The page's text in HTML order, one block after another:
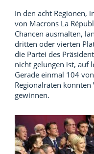
In den acht Regionen,
von Macrons La
Chancen ausmalten,
dritten oder vierten
die Partei des
nicht gelungen ist, auf
Gerade einmal 104
Regionalräten konnten
gewinnen.